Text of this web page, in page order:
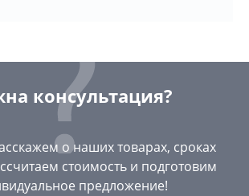
консультация?
о наших товарах, сроках
стоимость и подготовим
предложение!